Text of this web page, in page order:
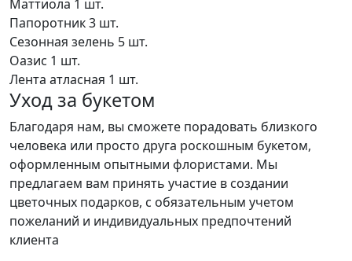
Маттиола 1 шт.
Папоротник3 шт.
Сезонная зелень 5 шт.
Оазис 1 шт.
Лента атласная 1 шт.
Уход за букетом
Благодаря нам, вы сможете порадовать близкого
человека или просто друга роскошным букетом,
оформленным опытными флористами. Мы
предлагаем вам принять участие в создании
цветочных подарков, с обязательным учетом
пожеланий и индивидуальных предпочтений
клиента